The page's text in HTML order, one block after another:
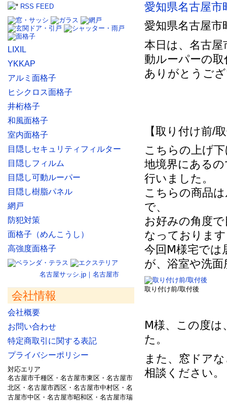
愛知県名古屋市
愛知県名古屋市
本日は、名古
動ルーパーの
ありがとうご
【取り付け前/
こちらの上げ
地境界にある
行いました。
こちらの商品
で、
お好みの角度
なっておりま
今回Ⅿ様宅では
が、浴室や洗
取り付け前/取付後
Ⅿ様、この度は
た。
また、窓ドア
相談ください。
RSS FEED
LIXIL
YKKAP
アルミ面格子
ヒシクロス面格子
井桁格子
和風面格子
室内面格子
目隠しセキュリティフィルター
目隠しフィルム
目隠し可動ルーパー
目隠し樹脂パネル
網戸
防犯対策
面格子（めんこうし）
高強度面格子
名古屋サッシ.jp｜名古屋市
会社情報
会社概要
お問い合わせ
特定商取引に関する表記
プライバシーポリシー
対応エリア
名古屋市千種区・名古屋市東区・名古屋市
北区・名古屋市西区・名古屋市中村区・名
古屋市中区・名古屋市昭和区・名古屋市瑞